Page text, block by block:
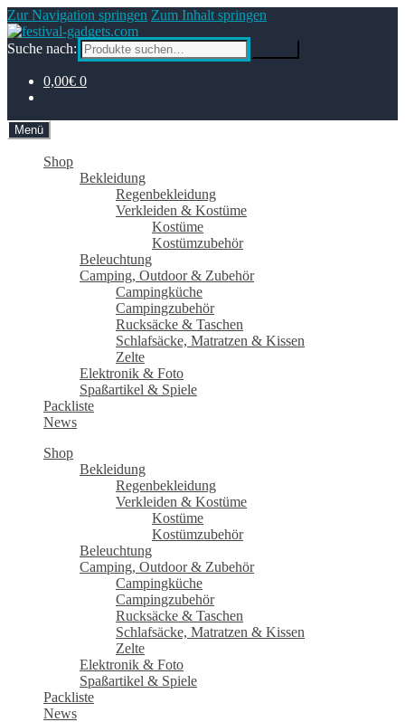
Zur Navigation springen Zum Inhalt springen
Suche nach:
0,00€ 0
Menü
Shop
Bekleidung
Regenbekleidung
Verkleiden & Kostüme
Kostüme
Kostümzubehör
Beleuchtung
Camping, Outdoor & Zubehör
Campingküche
Campingzubehör
Rucksäcke & Taschen
Schlafsäcke, Matratzen & Kissen
Zelte
Elektronik & Foto
Spaßartikel & Spiele
Packliste
News
Shop
Bekleidung
Regenbekleidung
Verkleiden & Kostüme
Kostüme
Kostümzubehör
Beleuchtung
Camping, Outdoor & Zubehör
Campingküche
Campingzubehör
Rucksäcke & Taschen
Schlafsäcke, Matratzen & Kissen
Zelte
Elektronik & Foto
Spaßartikel & Spiele
Packliste
News